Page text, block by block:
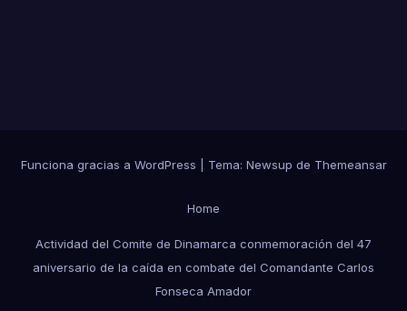
Funciona gracias a WordPress Tema: Newsup de Themeansar
Home
Actividad del Comite de Dinamarca conmemoración del 47
aniversario de la caída en combate del Comandante Carlos
Fonseca Amador